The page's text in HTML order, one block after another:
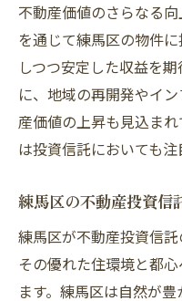
賃貸管理のポ
賃貸市場の動
不動産管理に
公共施設と商業施
価値
商業施設がも
地域開発が不
公共施設が投
商業エリアの
不動産価値のさらなる
を通じて練馬区の物件
しつつ安定した収益を
に、地域の再開発やイ
産価値の上昇も見込ま
は投資信託においても注
練馬区の不動産投資信
練馬区が不動産投資信託
その優れた住環境と都
ます。練馬区は自然が